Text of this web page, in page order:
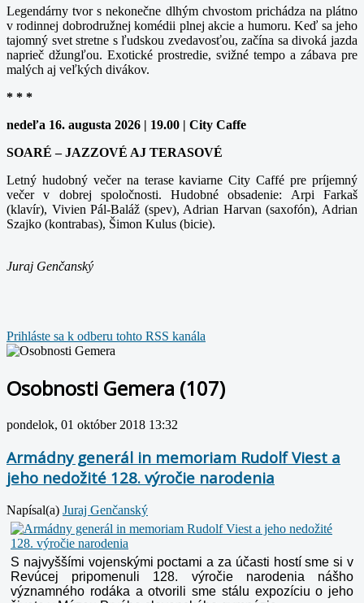
Legendárny tvor s nekonečne dlhým chvostom prichádza na plátno
v rodinnej dobrodružnej komédii plnej akcie a humoru. Keď sa jeho
tajomný svet stretne s ľudskou zvedavosťou, začína sa divoká jazda
naprieč džungľou. Exotické prostredie, svižné tempo a zábava pre
malých aj veľkých divákov.
* * *
nedeľa 16. augusta 2026 | 19.00 | City Caffe
SOARÉ – JAZZOVÉ AJ TERASOVÉ
Letný hudobný večer na terase kaviarne City Caffé pre príjemný
večer v dobrej spoločnosti. Hudobné obsadenie: Arpi Farkaš
(klavír), Vivien Pál-Baláž (spev), Adrian Harvan (saxofón), Adrian
Szajko (kontrabas), Šimon Kulus (bicie).
Juraj Genčanský
Prihláste sa k odberu tohto RSS kanála
Osobnosti Gemera (107)
pondelok, 01 október 2018 13:32
Armádny generál in memoriam Rudolf Viest a
jeho nedožité 128. výročie narodenia
Napísal(a) Juraj Genčanský
S najvyššími vojenskými poctami a za účasti hostí sme si v
Revúcej pripomenuli 128. výročie narodenia nášho
významného rodáka a otvorili sme stálu expozíciu o jeho